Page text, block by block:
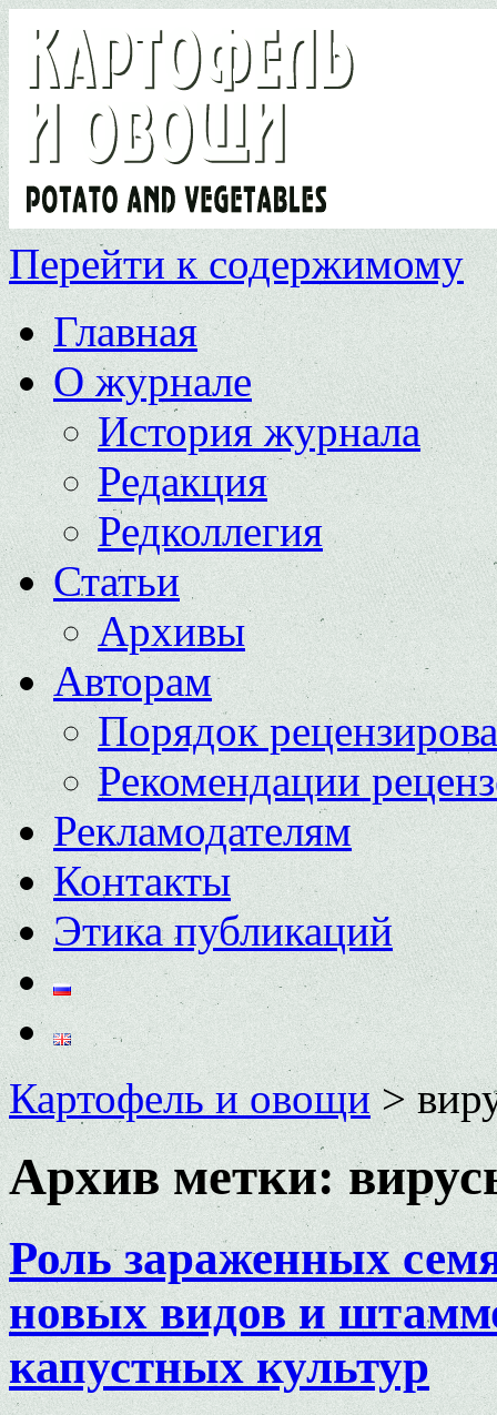
Перейти к содержимому
Главная
О журнале
История журнала
Редакция
Редколлегия
Статьи
Архивы
Авторам
Порядок
Рекомендации
Рекламодателям
Контакты
Этика публикаций
Картофель и овощи>
Архив метки:
Роль зараженных
новых видов и
капустных культур